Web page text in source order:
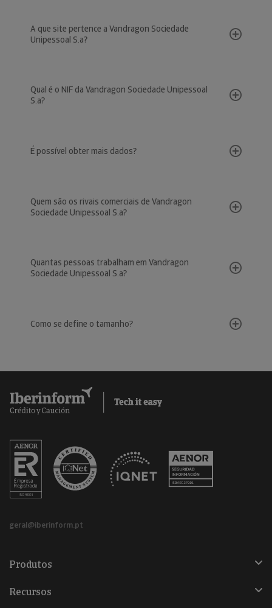
A que site pertence a Vandragon Sociedade
Unipessoal S.a?
Qual é o NIF da Vandragon Sociedade Unipessoal
S.a?
É possível obter mais dados?
Quem são os rivais comerciais de Vandragon
Sociedade Unipessoal S.a?
Quantas pessoas trabalham em Vandragon
Sociedade Unipessoal S.a?
Como se define o tamanho?
geral@iberinform.pt
Produtos
Recursos